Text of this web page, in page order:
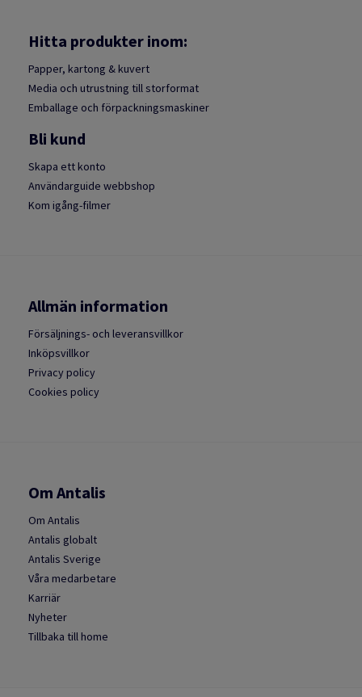
Hitta produkter inom:
Papper, kartong & kuvert
Media och utrustning till storformat
Emballage och förpackningsmaskiner
Bli kund
Skapa ett konto
Användarguide webbshop
Kom igång-filmer
Allmän information
Försäljnings- och leveransvillkor
Inköpsvillkor
Privacy policy
Cookies policy
Om Antalis
Om Antalis
Antalis globalt
Antalis Sverige
Våra medarbetare
Karriär
Nyheter
Tillbaka till home